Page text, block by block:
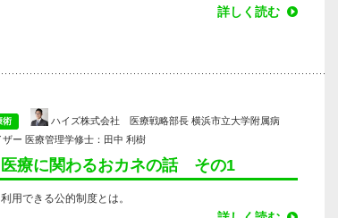
詳しく読む
術
ハイズ株式会社 医療戦略部長 横浜市立大学附属病
ー 医療管理学修士：田中 利樹
療に関わるおカネの話 その1
用できる公的制度とは。